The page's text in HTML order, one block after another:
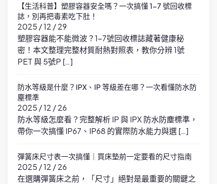
【生活科普】塑膠容器安全嗎？一次搞懂 1-7 號回收標
誌，別再把毒素吃下肚！
2025 / 12 / 29
塑膠容器能不能微波？1-7號回收標誌藏著健康秘
密！本文整理完整材質耐熱對照表，教你分辨 1號
PET 與 5號P […]
防水等級是什麼？IPX、IP 等級差在哪？一次看懂防水防
塵標準
2025 / 12 / 26
防水等級怎麼看？完整解析 IP 與 IPX 防水防塵標準，
帶你一次搞懂 IP67、IP68 的實際防水能力與選 […]
彈簧床尺寸表一次搞懂｜買床墊前一定要看的尺寸指南
2025 / 12 / 26
在選購彈簧床之前，「尺寸」絕對是最重要的關鍵之